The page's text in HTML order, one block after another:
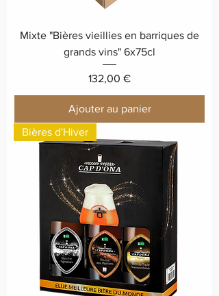
Mixte "Bières vieillies en barriques de
grands vins" 6x75cl
Prix
132,00 €
Ajouter au panier
Bières d'Hiver